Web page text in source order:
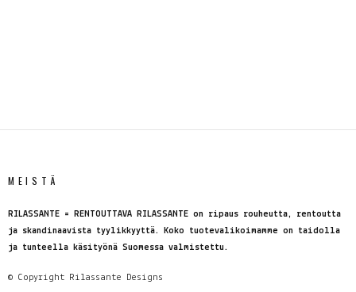
MEISTÄ
RILASSANTE = RENTOUTTAVA RILASSANTE on ripaus rouheutta, rentoutta
ja skandinaavista tyylikkyyttä. Koko tuotevalikoimamme on taidolla
ja tunteella käsityönä Suomessa valmistettu.
© Copyright Rilassante Designs